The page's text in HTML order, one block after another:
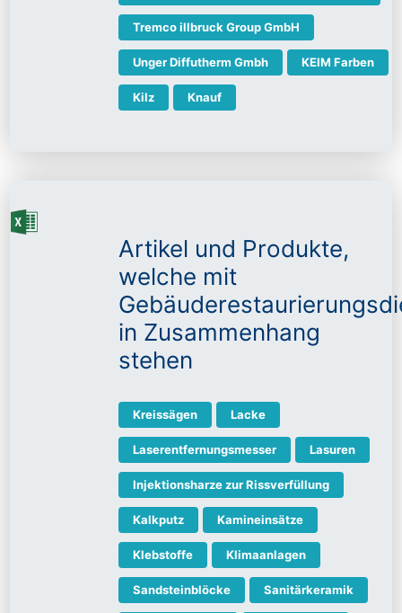
Tremco illbruck Group GmbH
Unger Diffutherm Gmbh KEIM Farben
Kilz Knauf
Artikel und Produkte,
welche mit
in Zusammenhang
stehen
Kreissägen Lacke
Laserentfernungsmesser Lasuren
Injektionsharze zur Rissverfüllung
Kalkputz Kamineinsätze
Klebstoffe Klimaanlagen
Sandsteinblöcke Sanitärkeramik